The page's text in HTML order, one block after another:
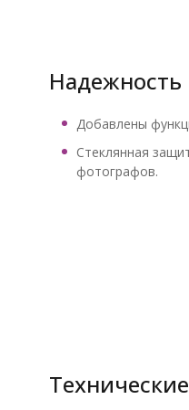
Надежность
Добавлены
Стеклянная
фотографов.